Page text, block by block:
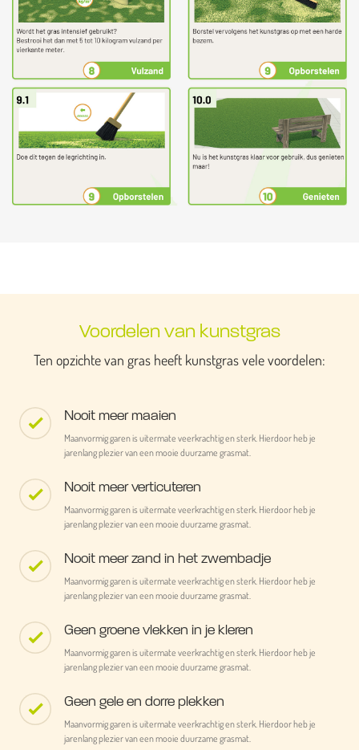
Voordelen van kunstgras
Ten opzichte van gras heeft kunstgras vele voordelen:
Nooit meer maaien
Maanvormig garen is uitermate veerkrachtig en sterk. Hierdoor heb je
jarenlang plezier van een mooie duurzame grasmat.
Nooit meer verticuteren
Maanvormig garen is uitermate veerkrachtig en sterk. Hierdoor heb je
jarenlang plezier van een mooie duurzame grasmat.
Nooit meer zand in het zwembadje
Maanvormig garen is uitermate veerkrachtig en sterk. Hierdoor heb je
jarenlang plezier van een mooie duurzame grasmat.
Geen groene vlekken in je kleren
Maanvormig garen is uitermate veerkrachtig en sterk. Hierdoor heb je
jarenlang plezier van een mooie duurzame grasmat.
Geen gele en dorre plekken
Maanvormig garen is uitermate veerkrachtig en sterk. Hierdoor heb je
jarenlang plezier van een mooie duurzame grasmat.